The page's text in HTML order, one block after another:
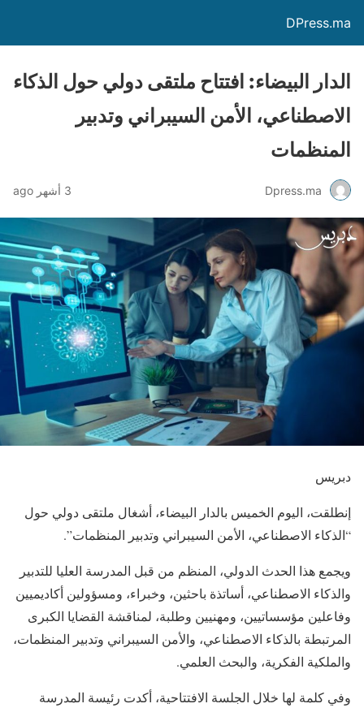
DPress.ma
الدار البيضاء: افتتاح ملتقى دولي حول الذكاء
الاصطناعي، الأمن السيبراني وتدبير
المنظمات
Dpress.ma 3 أشهر ago
دبريس
إنطلقت، اليوم الخميس بالدار البيضاء، أشغال ملتقى دولي حول
“الذكاء الاصطناعي، الأمن السيبراني وتدبير المنظمات”.
ويجمع هذا الحدث الدولي، المنظم من قبل المدرسة العليا للتدبير
والذكاء الاصطناعي، أساتذة باحثين، وخبراء، ومسؤولين أكاديميين
وفاعلين مؤسساتيين، ومهنيين وطلبة، لمناقشة القضايا الكبرى
المرتبطة بالذكاء الاصطناعي، والأمن السيبراني وتدبير المنظمات،
والملكية الفكرية، والبحث العلمي.
وفي كلمة لها خلال الجلسة الافتتاحية، أكدت رئيسة المدرسة